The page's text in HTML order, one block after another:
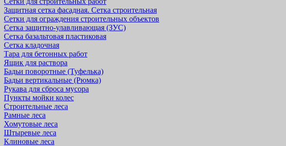
Защитная cетка фасадная. Сетка строительная
Сетки для ограждения строительных объектов
Сетка защитно-улавливающая (ЗУС)
Сетка базальтовая пластиковая
Сетка кладочная
Тара для бетонных работ
Ящик для раствора
Бадьи поворотные (Туфелька)
Бадьи вертикальные (Рюмка)
Рукава для сброса мусора
Пункты мойки колес
Строительные леса
Рамные леса
Хомутовые леса
Штыревые леса
Клиновые леса